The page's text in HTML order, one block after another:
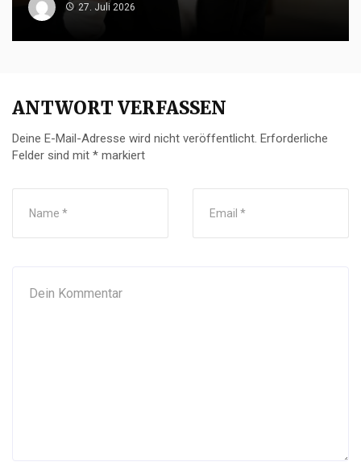
27. Juli 2026
ANTWORT VERFASSEN
Deine E-Mail-Adresse wird nicht veröffentlicht. Erforderliche
Felder sind mit * markiert